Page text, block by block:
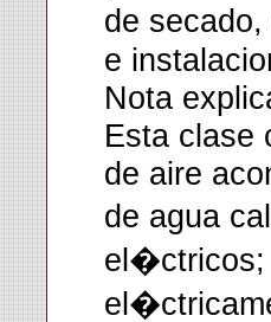
de
e
Nota
Esta clase
de aire
de agua
el�ctricos;